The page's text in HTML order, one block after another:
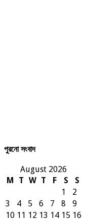
পুরনো সংবাদ
August 2026
M
T W T F S
S
1
2
3
4 5 6 7 8
9
10 11 12 13 14 15 16